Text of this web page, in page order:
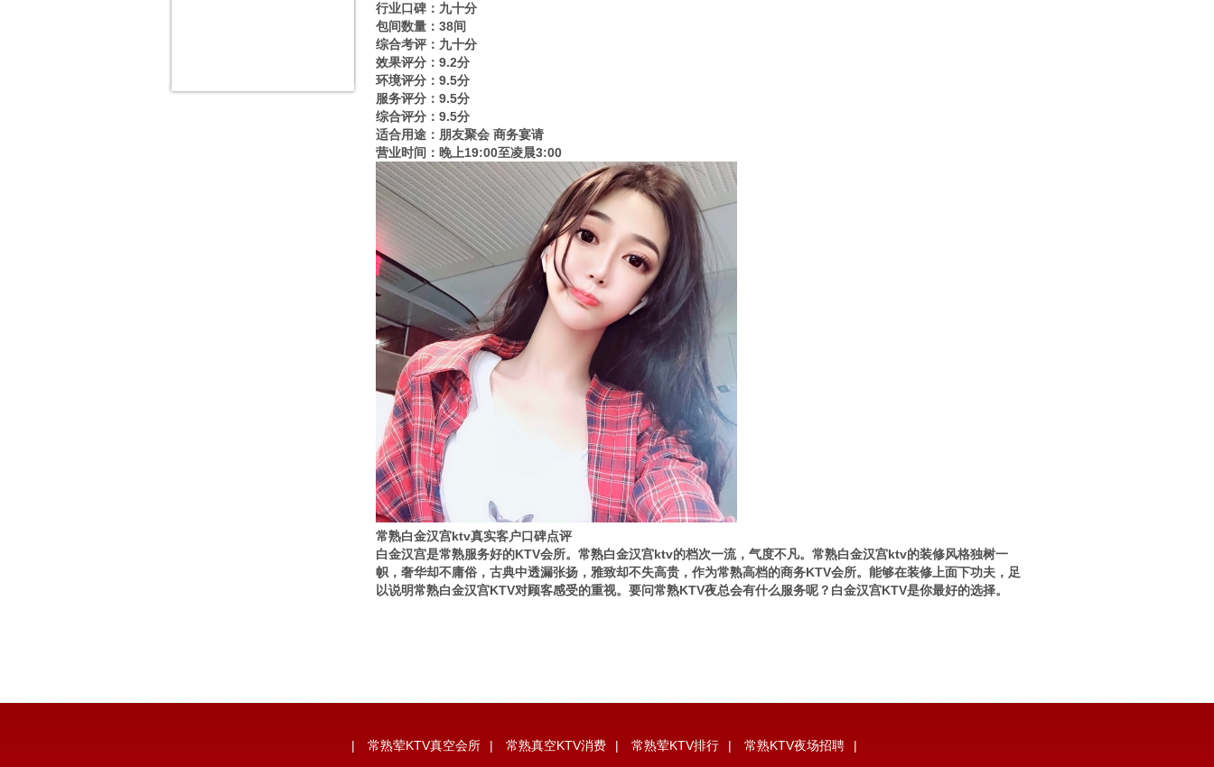
行业口碑：九十分
包间数量：38间
综合考评：九十分
效果评分：9.2分
环境评分：9.5分
服务评分：9.5分
综合评分：9.5分
适合用途：朋友聚会 商务宴请
营业时间：晚上19:00至凌晨3:00
常熟白金汉宫ktv真实客户口碑点评
白金汉宫是常熟服务好的KTV会所。常熟白金汉宫ktv的档次一流，气度不凡。常熟白金汉宫ktv的装修风格独树一
帜，奢华却不庸俗，古典中透漏张扬，雅致却不失高贵，作为常熟高档的商务KTV会所。能够在装修上面下功夫，足
以说明常熟白金汉宫KTV对顾客感受的重视。要问常熟KTV夜总会有什么服务呢？白金汉宫KTV是你最好的选择。
| 常熟荤KTV真空会所 | 常熟真空KTV消费 | 常熟荤KTV排行 | 常熟KTV夜场招聘 |